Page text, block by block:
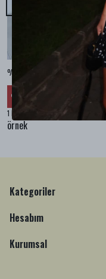
%
₺ 2,299.99
1 Renk 4 Beden
örnek
Kategoriler
Hesabım
Kurumsal